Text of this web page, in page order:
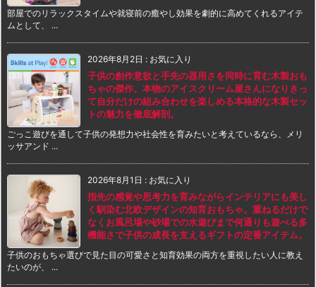
部屋でのリラックスタイムや就寝前の癒やし効果を劇的に高めてくれるアイテ
ムとして、 ...
2026年8月2日 : お気に入り
子供の創作意欲と手先の器用さを同時に育む木製おも
ちゃの傑作。本物のアイスクリーム屋さんになりきっ
て自分だけの組み合わせを楽しめる本格的な木製セッ
トの魅力を徹底解剖。
ごっこ遊びを通して子供の発想力や社会性を育みたいと考えているなら、メリ
ッサアンド ...
2026年8月1日 : お気に入り
指先の感覚や思考力を育みながらインテリアにも美し
く馴染む北欧デザインの知育おもちゃ。重ねるだけで
なくお風呂場や砂場での水遊びまで何通りも遊べる多
機能さで子供の成長を支えるギフトの定番アイテム。
子供のおもちゃ選びで見た目の可愛さと知育効果の両方を重視したい人に教え
たいのが、 ...